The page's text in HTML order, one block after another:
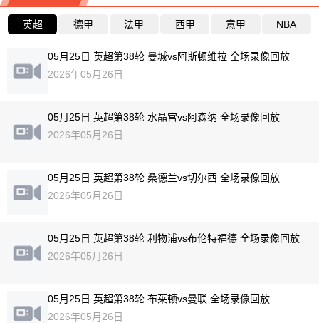
英超 德甲 法甲 西甲 意甲 NBA
05月25日 英超第38轮 曼城vs阿斯顿维拉 全场录像回放
2026年05月26日
05月25日 英超第38轮 水晶宫vs阿森纳 全场录像回放
2026年05月26日
05月25日 英超第38轮 桑德兰vs切尔西 全场录像回放
2026年05月26日
05月25日 英超第38轮 利物浦vs布伦特福德 全场录像回放
2026年05月26日
05月25日 英超第38轮 布莱顿vs曼联 全场录像回放
2026年05月26日